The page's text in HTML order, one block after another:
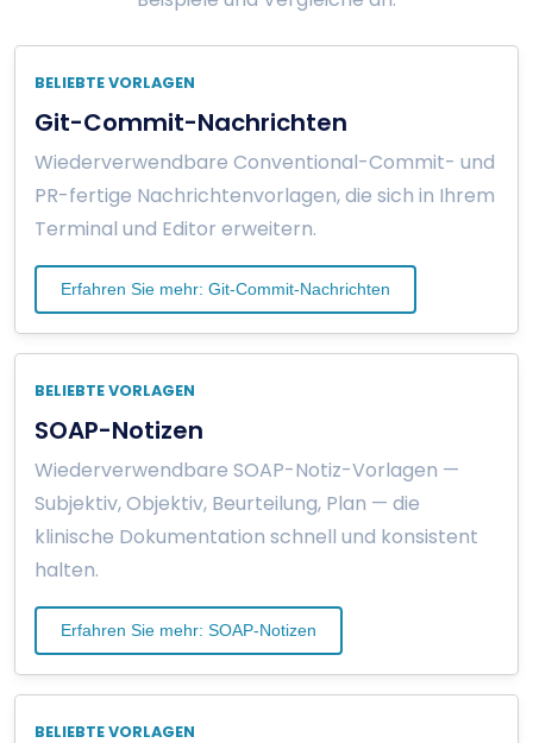
BELIEBTE VORLAGEN
Git-Commit-Nachrichten
Wiederverwendbare Conventional-Commit- und
PR-fertige Nachrichtenvorlagen, die sich in Ihrem
Terminal und Editor erweitern.
Erfahren Sie mehr: Git-Commit-Nachrichten
BELIEBTE VORLAGEN
SOAP-Notizen
Wiederverwendbare SOAP-Notiz-Vorlagen —
Subjektiv, Objektiv, Beurteilung, Plan — die
klinische Dokumentation schnell und konsistent
halten.
Erfahren Sie mehr: SOAP-Notizen
BELIEBTE VORLAGEN